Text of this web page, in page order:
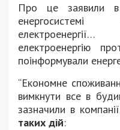
Про це заявили
енергосистемі
електроенергію
поінформували
“Економне
вимкнути все в
зазначили в
таких дій: